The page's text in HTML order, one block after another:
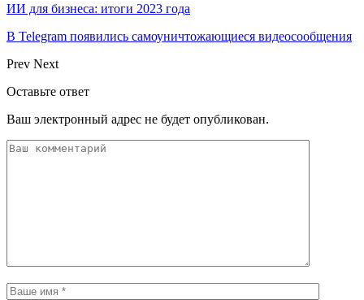
ИИ для бизнеса: итоги 2023 года
В Telegram появились самоуничтожающиеся видеосообщения
Prev Next
Оставьте ответ
Ваш электронный адрес не будет опубликован.